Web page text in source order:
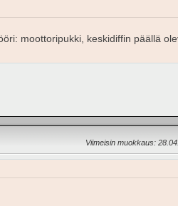
moottoripukki, keskidiffin päällä
Viimeisin muokkaus: